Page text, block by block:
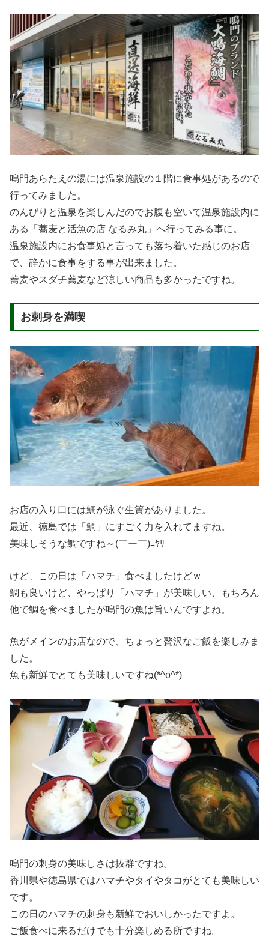
鳴門あらたえの湯には温泉施設の１階に食事処があるので
行ってみました。
のんびりと温泉を楽しんだのでお腹も空いて温泉施設内に
ある「蕎麦と活魚の店 なるみ丸」へ行ってみる事に。
温泉施設内にお食事処と言っても落ち着いた感じのお店
で、静かに食事をする事が出来ました。
蕎麦やスダチ蕎麦など涼しい商品も多かったですね。
お刺身を満喫
お店の入り口には鯛が泳ぐ生簀がありました。
最近、徳島では「鯛」にすごく力を入れてますね。
美味しそうな鯛ですね～(￣ー￣)ﾆﾔﾘ
けど、この日は「ハマチ」食べましたけどｗ
鯛も良いけど、やっぱり「ハマチ」が美味しい、もちろん
他で鯛を食べましたが鳴門の魚は旨いんですよね。
魚がメインのお店なので、ちょっと贅沢なご飯を楽しみま
した。
魚も新鮮でとても美味しいですね(*^o^*)
鳴門の刺身の美味しさは抜群ですね。
香川県や徳島県ではハマチやタイやタコがとても美味しい
です。
この日のハマチの刺身も新鮮でおいしかったですよ。
ご飯食べに来るだけでも十分楽しめる所ですね。